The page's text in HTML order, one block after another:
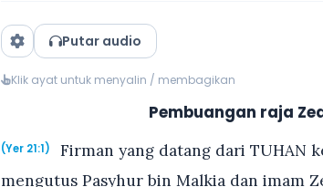
Putar audio
Klik ayat untuk menyalin / membagikan
Pembuangan raja
(Yer 21:1)
Firman yang datang dari TUHAN
mengutus Pasyhur bin Malkia dan imam